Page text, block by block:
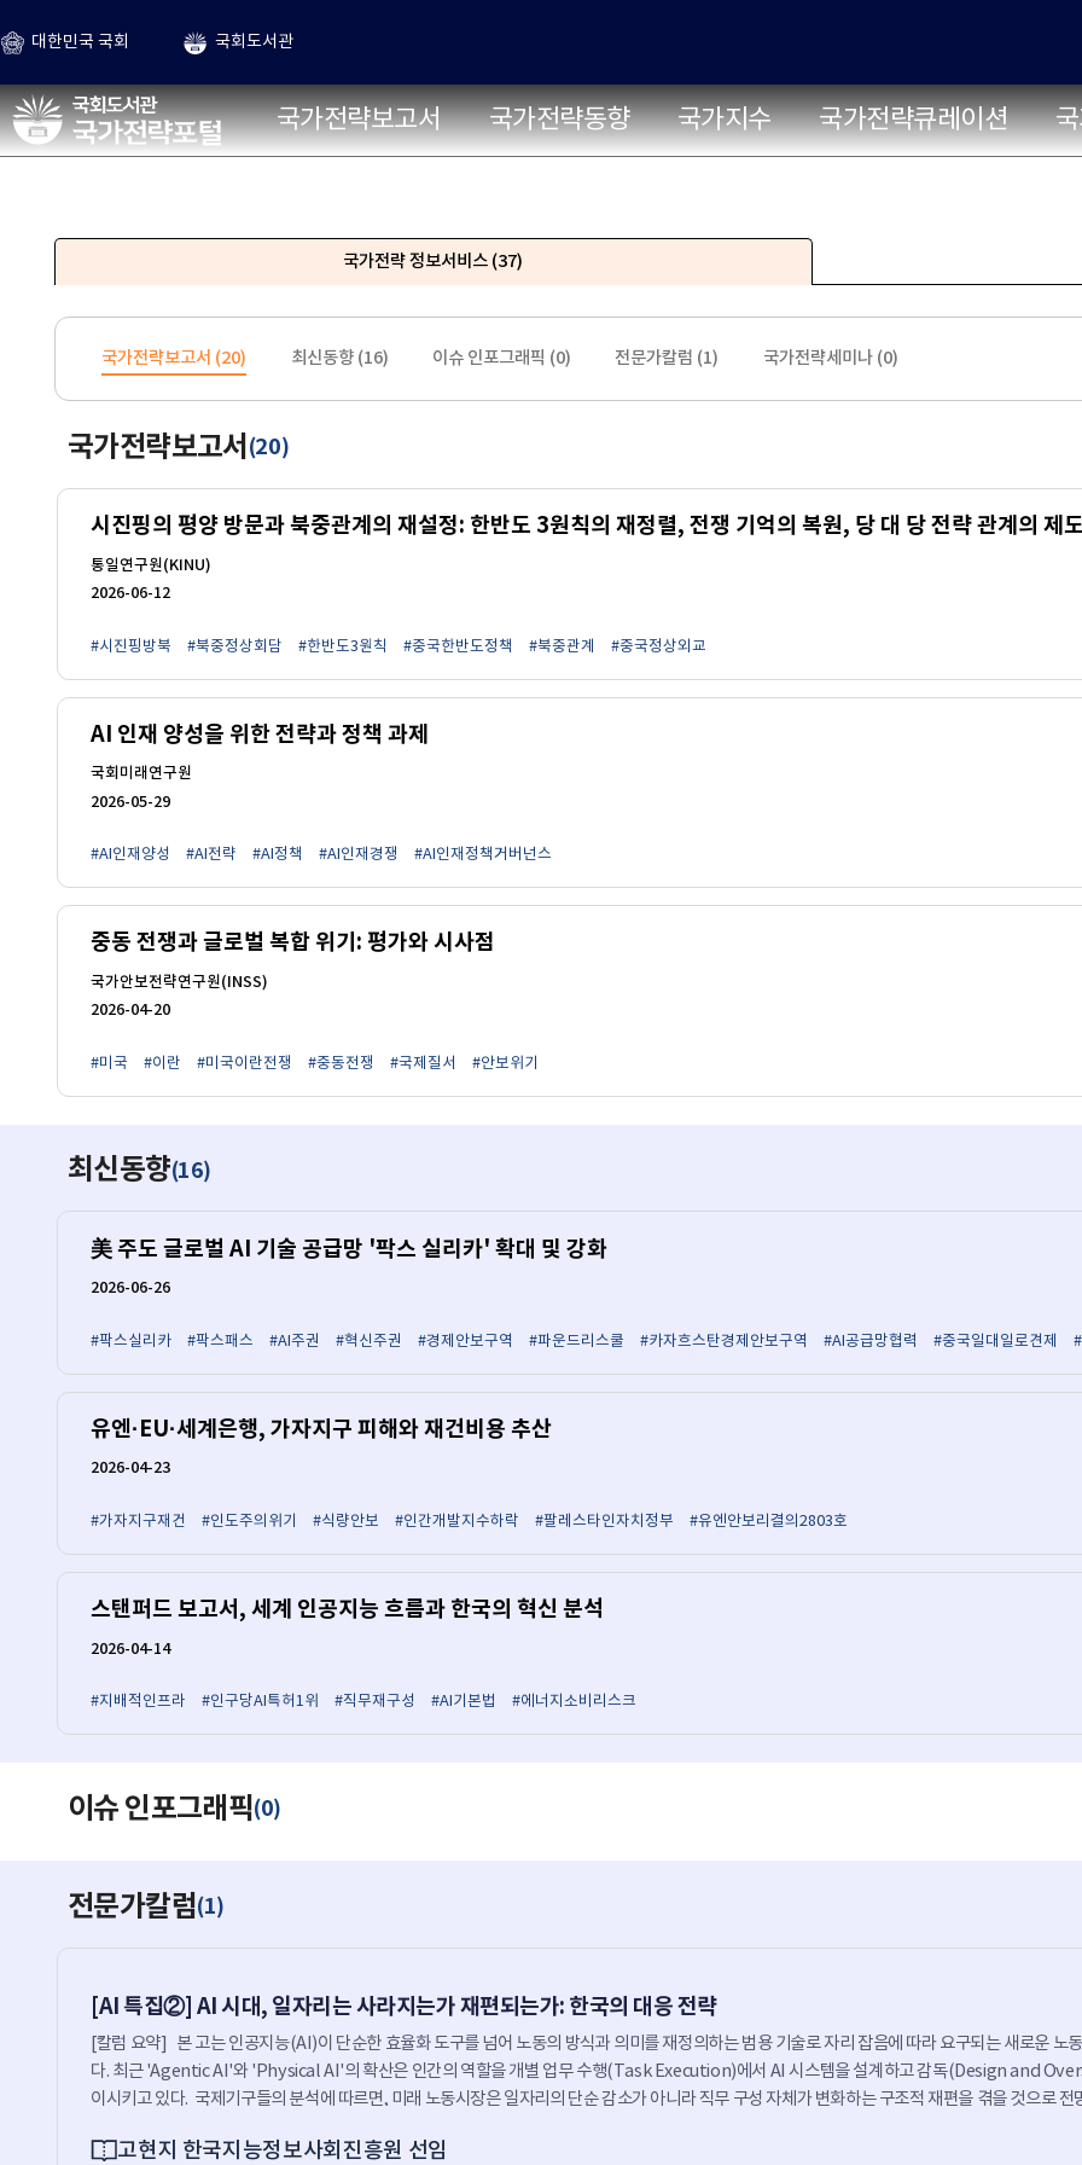
대한민국 국회 국회도서관
국가전략포털 국가전략보고서 국가전략동향 국가지수 국가전략큐레이션
국가전략 정보서비스 (37)
국가전략보고서 (20) 최신동향 (16) 이슈 인포그래픽 (0) 전문가칼럼 (1) 국가전략세미나 (0)
국가전략보고서 (20)
시진핑의 평양 방문과 북중관계의 재설정: 한반도 3원칙의 재정렬, 전쟁 기억의 복원, 당 대 당 전략 관계의 제
통일연구원(KINU)
2026-06-12
#시진핑방북 #북중정상회담 #한반도3원칙 #중국한반도정책 #북중관계 #중국정상외교
AI 인재 양성을 위한 전략과 정책 과제
국회미래연구원
2026-05-29
#AI인재양성 #AI전략 #AI정책 #AI인재경쟁 #AI인재정책거버넌스
중동 전쟁과 글로벌 복합 위기: 평가와 시사점
국가안보전략연구원(INSS)
2026-04-20
#미국 #이란 #미국이란전쟁 #중동전쟁 #국제질서 #안보위기
최신동향(16)
美 주도 글로벌 AI 기술 공급망 '팍스 실리카' 확대 및 강화
2026-06-26
#팍스실리카 #팍스패스 #AI주권 #혁신주권 #경제안보구역 #파운드리스쿨 #카자흐스탄경제안보구역 #AI공급망협력 #중국일대일로견제
유엔·EU·세계은행, 가자지구 피해와 재건비용 추산
2026-04-23
#가자지구재건 #인도주의위기 #식량안보 #인간개발지수하락 #팔레스타인자치정부 #유엔안보리결의2803호
스탠퍼드 보고서, 세계 인공지능 흐름과 한국의 혁신 분석
2026-04-14
#지배적인프라 #인구당AI특허1위 #직무재구성 #AI기본법 #에너지소비리스크
이슈 인포그래픽(0)
전문가칼럼(1)
[AI 특집②] AI 시대, 일자리는 사라지는가 재편되는가: 한국의 대응 전략
[칼럼 요약] 본 고는 인공지능(AI)이 단순한 효율화 도구를 넘어 노동의 방식과 의미를 재정의하는 범용 기술로 자리 잡음에 따라 요구되는 새로운 노
다. 최근 'Agentic AI'와 'Physical AI'의 확산은 인간의 역할을 개별 업무 수행(Task Execution)에서 AI 시스템을 설계하고 감독(Design and
이시키고 있다. 국제기구들의 분석에 따르면, 미래 노동시장은 일자리의 단순 감소가 아니라 직무 구성 자체가 변화하는 구조적 재편을 겪을 것으로 전
국은 여전히 직업 단위 중심의 교육 구조에 머물러 있어 실제 AI 시대의 직무 변화와의 연결성이 부족한 실정이다. 본 고는 이러한 한계를 극복하기 위
고현지 한국지능정보사회진흥원 선임